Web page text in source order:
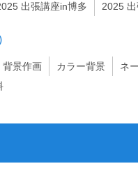
出張講座in博多 2025
背景作画 カラー背景 ネ